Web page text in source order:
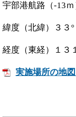
宇部港航路（-13
緯度（北緯）３
経度（東経）１
実施場所の地